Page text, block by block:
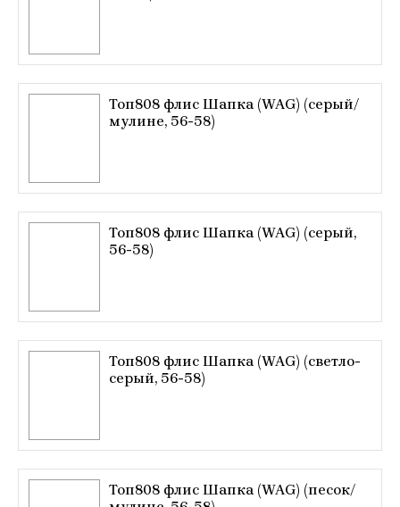
Топ808 флис Шапка (WAG) (серый/
мулине, 56-58)
Топ808 флис Шапка (WAG) (серый,
56-58)
Топ808 флис Шапка (WAG) (светло-
серый, 56-58)
Топ808 флис Шапка (WAG) (песок/